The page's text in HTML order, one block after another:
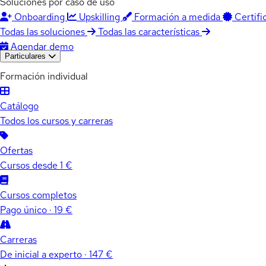
Onboarding
Upskilling Formación a medida
Todas las soluciones
Todas las características
Agendar demo
Particulares
Formación individual
Catálogo
Todos los cursos y carreras
Ofertas
Cursos desde 1 €
Cursos completos
Pago único · 19 €
Carreras
De inicial a experto · 147 €